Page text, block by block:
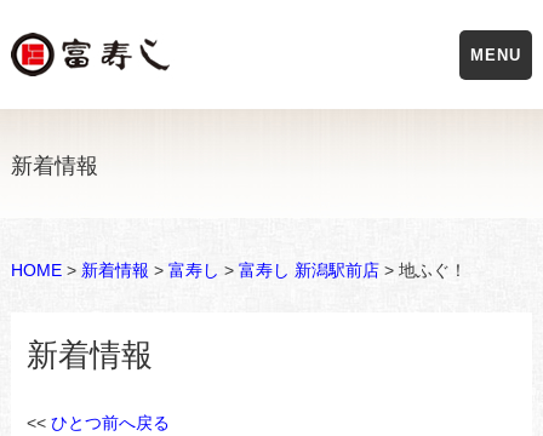
新着情報
HOME> 新着情報 > 富寿し > 富寿し 新潟駅前店> 地ふぐ！
新着情報
<< ひとつ前へ戻る
MENU